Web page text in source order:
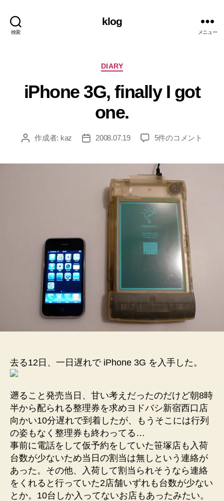
検索
klog
メニュー
カ
ゴ
リ
ー
DIARY
iPhone 3G, finally I got
one.
投 作成者: kaz
投
2008.07.19
iPhone
I
got
one.
へ
の
5件のコメント
去る12日、一日遅れで iPhone 3G を入手した。
遡ること発売当日、甘い考えだったのだけど朝8時
半から配られる整理券を求めヨドバシ新宿西口店
向かい10分遅れで到着したが、もうそこには行列
の姿もなく整理券も終わってる…
事前に電話をして仮予約をしていた笹塚店も入荷
台数が少ないため当日の割当は無しという連絡が
あった。その他、入荷して割当られそうなら連絡
をくれると行っていた2店舗いずれも台数が少ない
とか。10台しか入ってないお店もあったみたい。